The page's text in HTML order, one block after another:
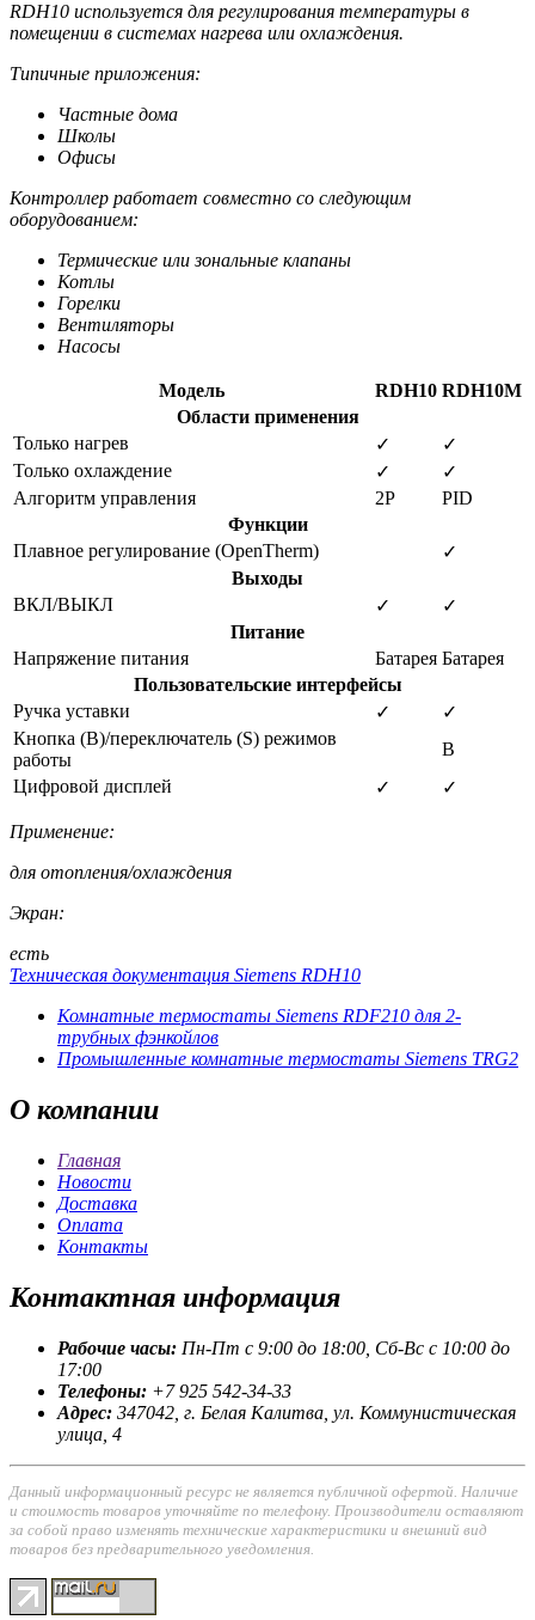
RDH10 используется для регулирования температуры в
помещении в системах нагрева или охлаждения.
Типичные приложения:
Частные дома
Школы
Офисы
Контроллер работает совместно со следующим
оборудованием:
Термические или зональные клапаны
Котлы
Горелки
Вентиляторы
Насосы
Модель RDH10 RDH10M
Области применения
Только нагрев
✓
✓
Только охлаждение
✓
✓
Алгоритм управления
2Р
PID
Функции
Плавное регулирование (OpenTherm)
✓
Выходы
ВКЛ/ВЫКЛ
✓
✓
Питание
Напряжение питания
Батарея Батарея
Пользовательские интерфейсы
Ручка уставки
✓
✓
Кнопка (В)/переключатель (S) режимов
работы
B
Цифровой дисплей
✓ ✓
Применение:
для отопления/охлаждения
Экран:
есть
Техническая документация Siemens RDH10
Комнатные термостаты Siemens RDF210 для 2-
трубных фэнкойлов
Промышленные комнатные термостаты Siemens TRG2
О компании
Главная
Новости
Доставка
Оплата
Контакты
Контактная информация
Рабочие часы: Пн-Пт с 9:00 до 18:00, Сб-Вс с 10:00 до
17:00
Телефоны: +7 925 542-34-33
Адрес: 347042, г. Белая Калитва, ул. Коммунистическая
улица, 4
Данный информационный ресурс не является публичной офертой. Наличие
и стоимость товаров уточняйте по телефону. Производители оставляют
за собой право изменять технические характеристики и внешний вид
товаров без предварительного уведомления.